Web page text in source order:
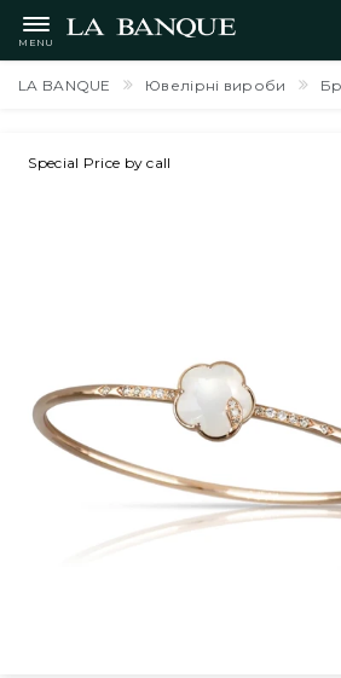
MENU
LA BANQUE Ювелірні вироби
Special Price by call